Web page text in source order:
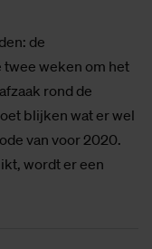
de
weken om het
rond de
blijken wat er wel
van voor 2020.
wordt er een